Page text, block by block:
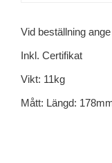
Vid beställning
Inkl. Certifikat
Vikt: 11kg
Mått: Längd: